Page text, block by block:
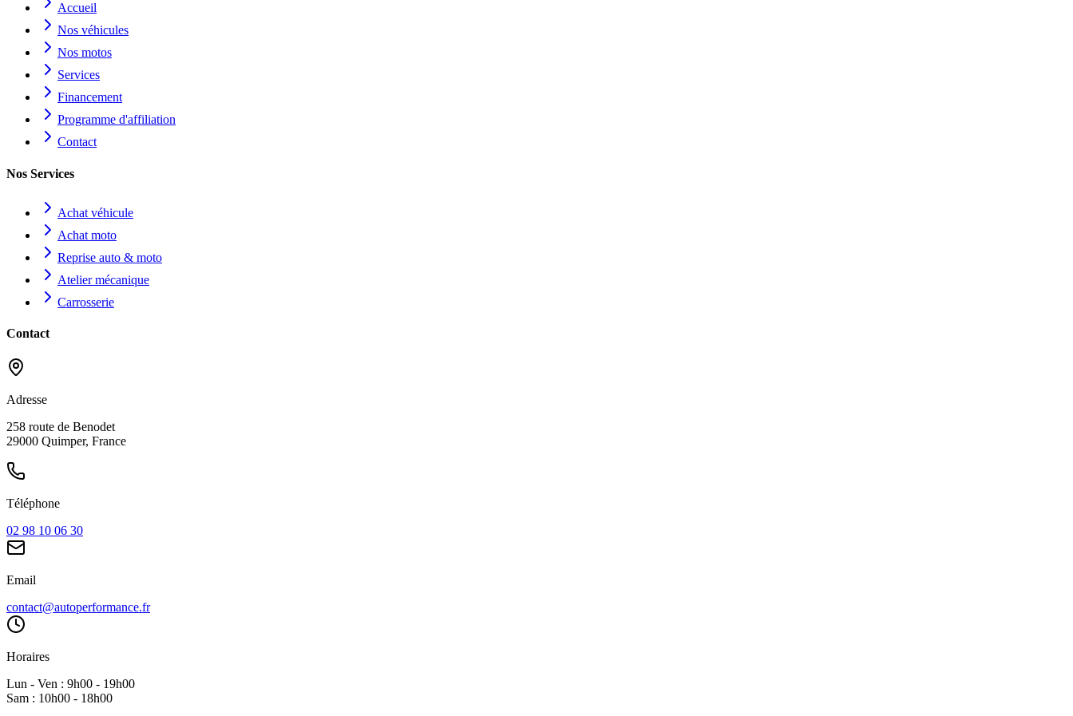
Accueil
Nos véhicules
Nos motos
Services
Financement
Programme d'affiliation
Contact
Nos Services
Achat véhicule
Achat moto
Reprise auto & moto
Atelier mécanique
Carrosserie
Contact
Adresse
258 route de Benodet
29000 Quimper, France
Téléphone
02 98 10 06 30
Email
contact@autoperformance.fr
Horaires
Lun - Ven : 9h00 - 19h00
Sam : 10h00 - 18h00